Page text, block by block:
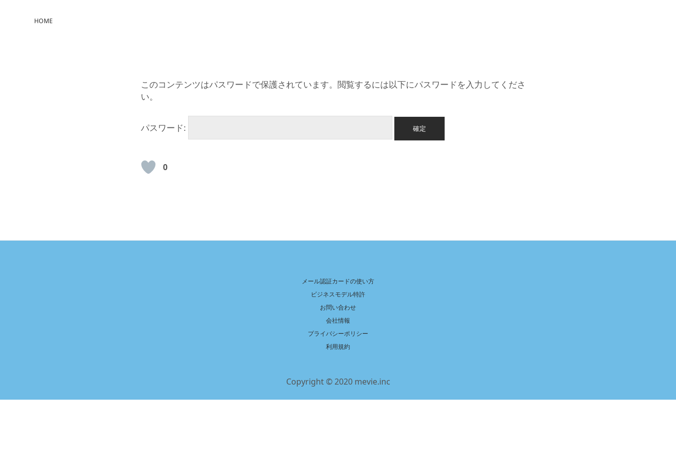
HOME
このコンテンツはパスワードで保護されています。閲覧するには以下にパスワードを入力してくださ
い。
パスワード:
0
メール認証カードの使い方
ビジネスモデル特許
お問い合わせ
会社情報
プライバシーポリシー
利用規約
Copyright © 2020 mevie.inc